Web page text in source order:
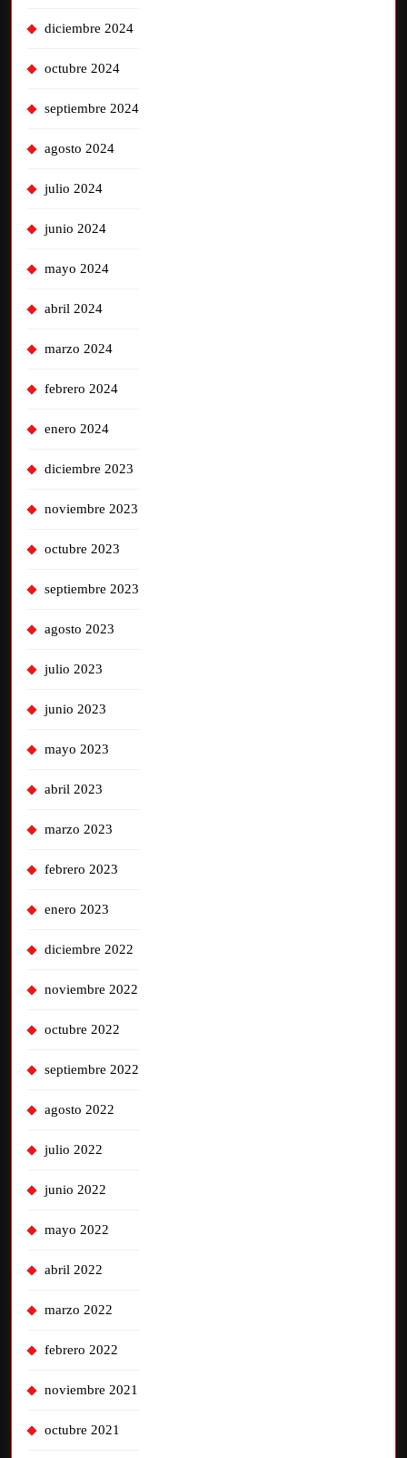
diciembre 2024
octubre 2024
septiembre 2024
agosto 2024
julio 2024
junio 2024
mayo 2024
abril 2024
marzo 2024
febrero 2024
enero 2024
diciembre 2023
noviembre 2023
octubre 2023
septiembre 2023
agosto 2023
julio 2023
junio 2023
mayo 2023
abril 2023
marzo 2023
febrero 2023
enero 2023
diciembre 2022
noviembre 2022
octubre 2022
septiembre 2022
agosto 2022
julio 2022
junio 2022
mayo 2022
abril 2022
marzo 2022
febrero 2022
noviembre 2021
octubre 2021